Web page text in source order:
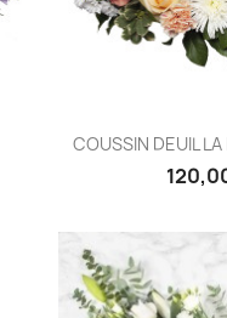

COUSSIN DEUIL